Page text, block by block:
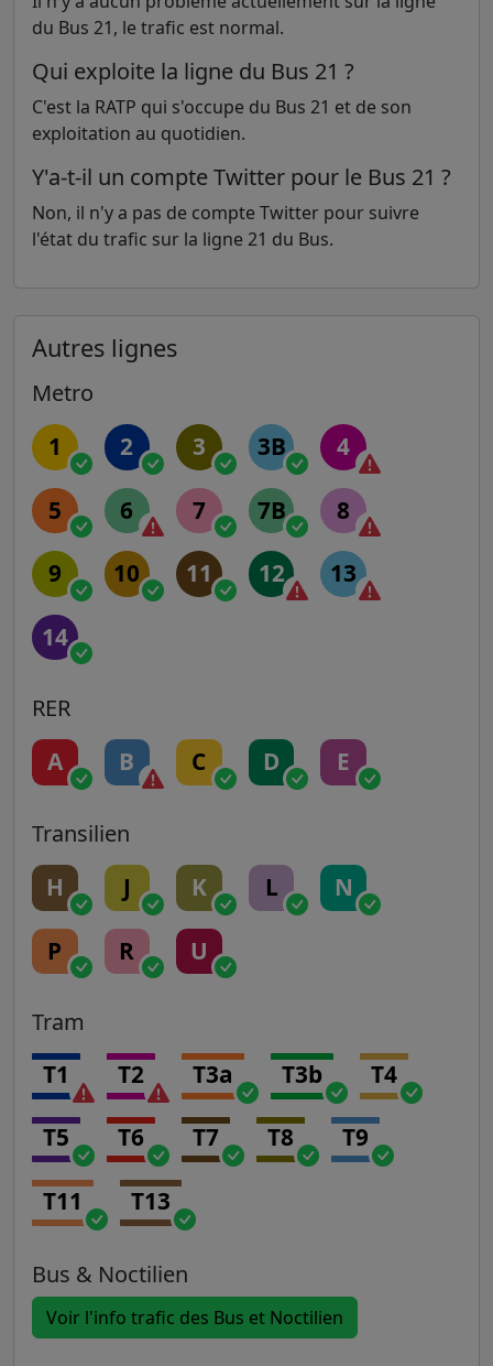
du Bus 21, le trafic est normal.
Qui exploite la ligne du Bus 21 ?
C'est la RATP qui s'occupe du Bus 21 et de son
exploitation au quotidien.
Y'a-t-il un compte Twitter pour le Bus 21 ?
Non, il n'y a pas de compte Twitter pour suivre
l'état du trafic sur la ligne 21 du Bus.
Autres lignes
Metro
1 2 3 3B 4
5 6 7 7B 8
9 10 11 12 13
14
RER
A B C D E
Transilien
H J K L N
P R U
Tram
T1 T2 T3a T3b T4
T5 T6 T7 T8 T9
T11 T13
Bus & Noctilien
Voir l'info trafic des Bus et Noctilien